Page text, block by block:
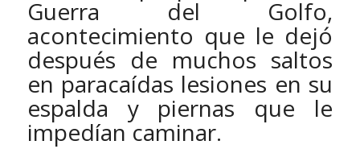
Guerra del Golfo,
acontecimiento que le dejó
después de muchos saltos
en paracaídas lesiones en su
espalda y piernas que le
impedían caminar.